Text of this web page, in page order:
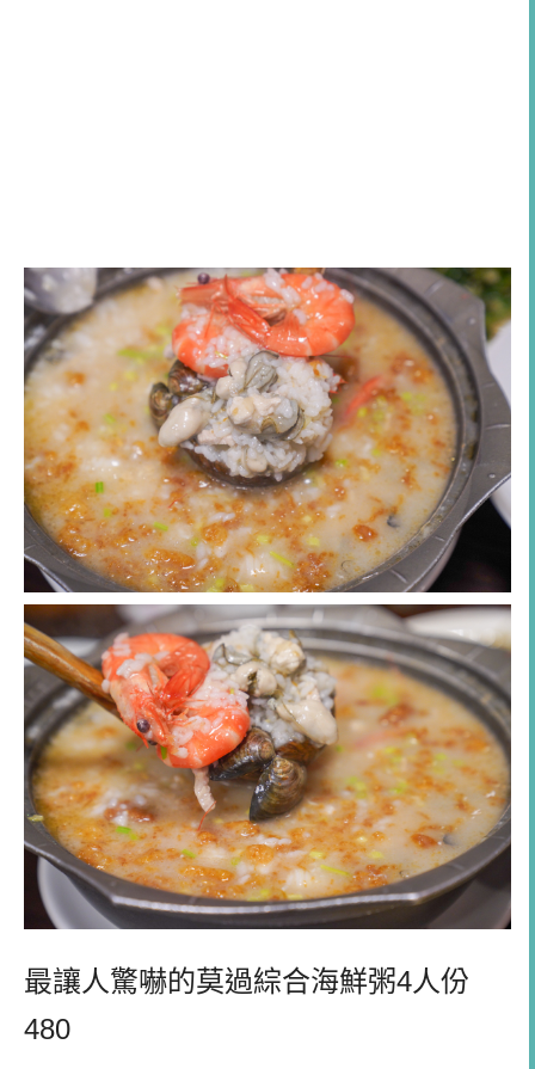
最讓人驚嚇的莫過綜合海鮮粥4人份
480